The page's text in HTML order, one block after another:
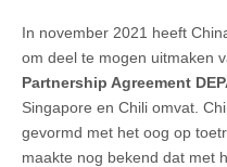
In november 2021 heeft
om deel te mogen uitmaken
Partnership Agreement
Singapore en Chili omvat.
gevormd met het oog op
maakte nog bekend dat met